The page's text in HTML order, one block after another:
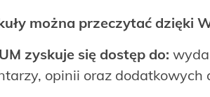
można przeczytać dzięki
zyskuje się dostęp do:
opinii oraz dodatkowych